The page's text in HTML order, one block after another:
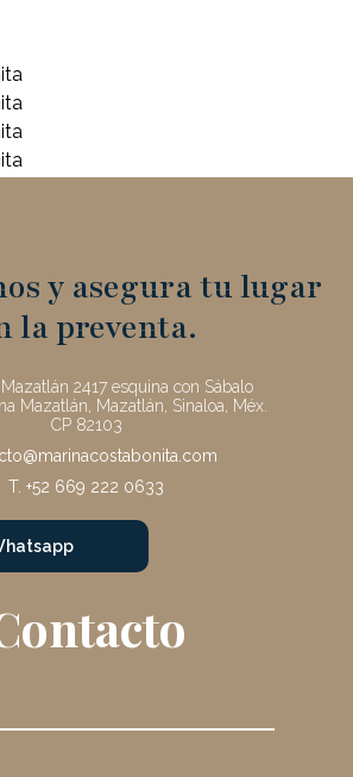
y asegura tu lugar
la preventa.
2417 esquina con Sábalo
Mazatlán, Mazatlán, Sinaloa, Méx.
CP 82103
T. +52 669 222 0633